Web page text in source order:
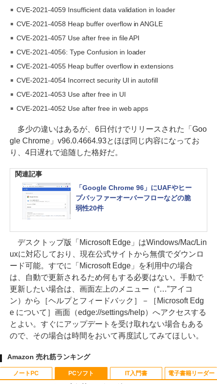
CVE-2021-4059 Insufficient data validation in loader
CVE-2021-4058 Heap buffer overflow in ANGLE
CVE-2021-4057 Use after free in file API
CVE-2021-4056: Type Confusion in loader
CVE-2021-4055 Heap buffer overflow in extensions
CVE-2021-4054 Incorrect security UI in autofill
CVE-2021-4053 Use after free in UI
CVE-2021-4052 Use after free in web apps
多少の違いはあるが、6日付けでリリースされた「Goo
gle Chrome」v96.0.4664.93とほぼ同じ内容になってお
り、4日遅れで追随した格好だ。
関連記事
「Google Chrome 96」にUAFやヒー
プバッファーオーバーフローなどの脆
弱性20件
デスクトップ版「Microsoft Edge」はWindows/Mac/Lin
uxに対応しており、現在公式サイトから無償でダウンロ
ード可能。すでに「Microsoft Edge」を利用中の場合
は、自動で更新されるため何もする必要はない。手動で
更新したい場合は、画面左上のメニュー（“…”アイコ
ン）から［ヘルプとフィードバック］－［Microsoft Edg
e について］画面（edge://settings/help）へアクセスする
とよい。すぐにアップデートを受け取れない場合もある
ので、その場合は時間をおいて再度試してみてほしい。
Amazon 売れ筋ランキング
ノートPC PCソフト IT入門書 電子書籍リーダー